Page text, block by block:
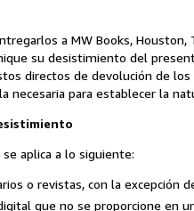
a MW Books, Houston,
su desistimiento del
directos de devolución de
necesaria para establecer la
aplica a lo siguiente:
o revistas, con la excepción
que no se proporcione en